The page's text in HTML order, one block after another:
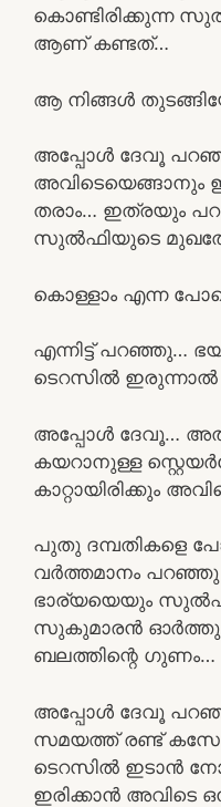
കൊണ്ടിരിക്കുന്ന
ആണ് കണ്ടത്…
ആ നിങ്ങൾ
അപ്പോൾ ദേവൂ
അവിടെയെങ്ങാനും
തരാം… ഇത്രയും
സുൽഫിയുടെ
കൊള്ളാം എന്ന
എന്നിട്ട് പറഞ്ഞു…
ടെറസിൽ ഇരുന്നാൽ
അപ്പോൾ ദേവൂ…
കയറാനുള്ള
കാറ്റായിരിക്കും
പുതു ദമ്പതികളെ
വർത്തമാനം പറഞ്ഞു
ഭാര്യയെയും
സുകുമാരൻ
ബലത്തിന്റെ ഗുണം…
അപ്പോൾ ദേവൂ
സമയത്ത് രണ്ട്
ടെറസിൽ ഇടാൻ
ഇരിക്കാൻ അവിടെ